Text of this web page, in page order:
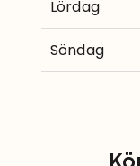
Lördag
Söndag